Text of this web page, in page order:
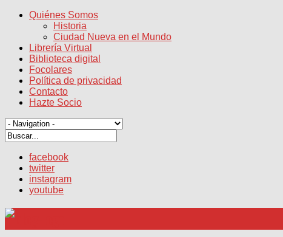
Quiénes Somos
Historia
Ciudad Nueva en el Mundo
Librería Virtual
Biblioteca digital
Focolares
Política de privacidad
Contacto
Hazte Socio
facebook
twitter
instagram
youtube